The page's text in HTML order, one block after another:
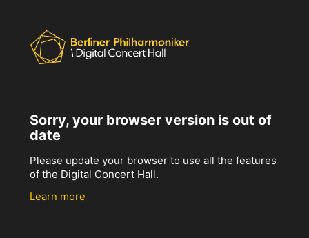
Sorry, your browser version is out of
date
Please update your browser to use all the features
of the Digital Concert Hall.
Learn more